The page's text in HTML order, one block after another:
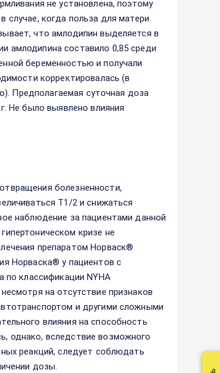
не установлена, поэтому
случае, когда польза для матери
что амлодипин выделяется в
амлодипина составило 0,85 среди
беременностью и получали
корректировалась (в
Предполагаемая суточная доза
Не было выявлено влияния
болезненности,
Т1/2 и снижаться
наблюдение за пациентами данной
кризе не
препаратом Норваск®
Норваска® у пациентов с
по классификации NYНА
на отсутствие признаков
и другими сложными
влияния на способность
однако, вследствие возможного
реакций, следует соблюдать
дозы.